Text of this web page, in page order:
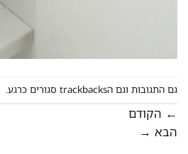
גם התגובות וגם הtrackbacks סגורים כרגע.
← הקודם
הבא →